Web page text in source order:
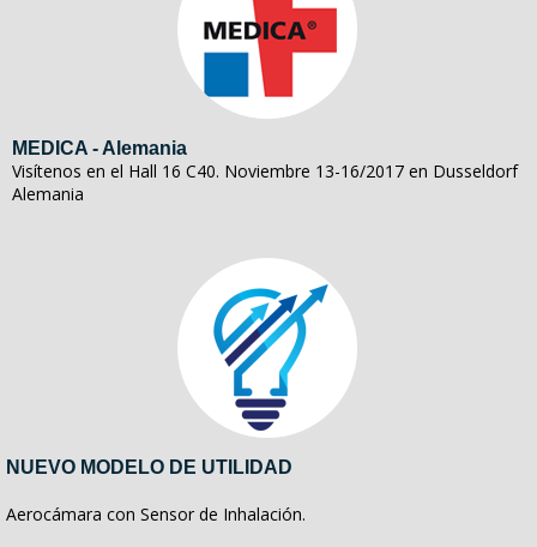
MEDICA - Alemania
Visítenos en el Hall 16 C40. Noviembre 13-16/2017 en Dusseldorf
Alemania
NUEVO MODELO DE UTILIDAD
Aerocámara con Sensor de Inhalación.